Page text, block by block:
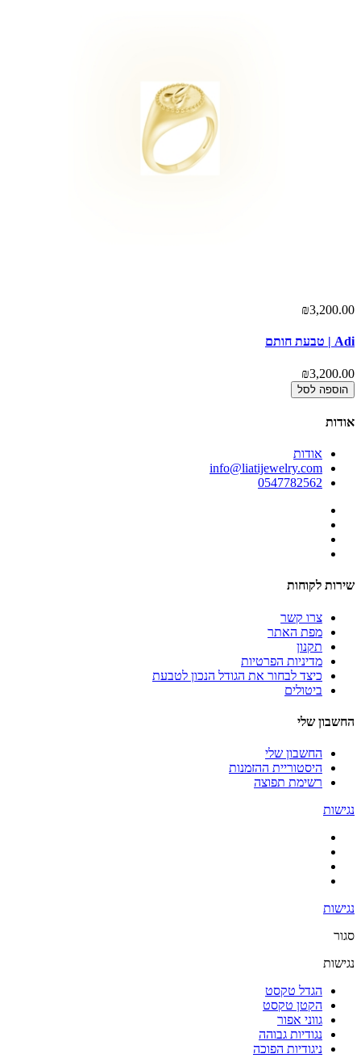
₪3,200.00
Adi | טבעת חותם
₪3,200.00
הוספה לסל
אודות
אודות
info@liatijewelry.com
0547782562
שירות לקוחות
צרו קשר
מפת האתר
תקנון
מדיניות הפרטיות
כיצד לבחור את הגודל הנכון לטבעת
ביטולים
החשבון שלי
החשבון שלי
היסטוריית ההזמנות
רשימת תפוצה
נגישות
נגישות
סגור
נגישות
הגדל טקסט
הקטן טקסט
גווני אפור
נגודיות גבוהה
ניגודיות הפוכה